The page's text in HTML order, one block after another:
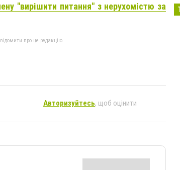
"вирішити питання" з нерухомістю‎ за
про це редакцію
Авторизуйтесь, щоб оцінити